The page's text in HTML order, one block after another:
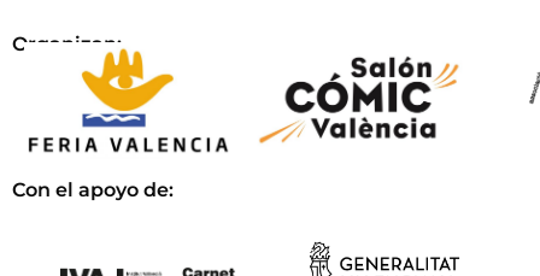
Organizan:
Con el apoyo de: